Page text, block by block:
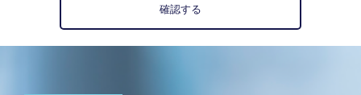
第2条（個人情報の収集方法）
確認する